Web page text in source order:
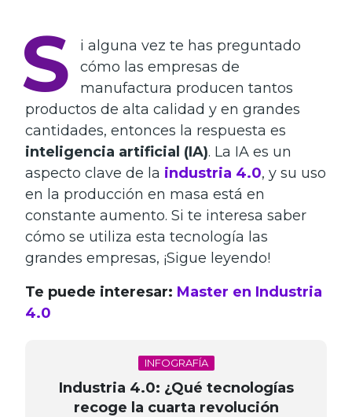
S
i alguna vez te has preguntado
cómo las empresas de
manufactura producen tantos
productos de alta calidad y en grandes
cantidades, entonces la respuesta es
inteligencia artificial (IA). La IA es un
aspecto clave de la industria 4.0, y su uso
en la producción en masa está en
constante aumento. Si te interesa saber
cómo se utiliza esta tecnología las
grandes empresas, ¡Sigue leyendo!
Te puede interesar: Master en Industria
4.0
INFOGRAFÍA
Industria 4.0: ¿Qué tecnologías
recoge la cuarta revolución